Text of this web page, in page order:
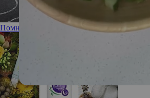
Помнишь ли ты: забывчивость, ее